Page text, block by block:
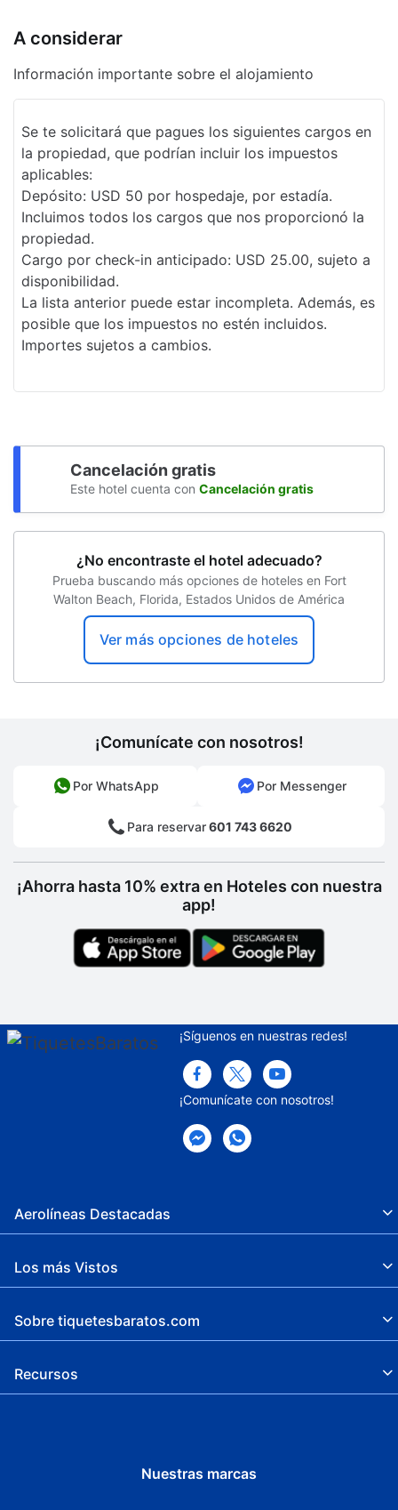
A considerar
Información importante sobre el alojamiento
Se te solicitará que pagues los siguientes cargos en
la propiedad, que podrían incluir los impuestos
aplicables:
Depósito: USD 50 por hospedaje, por estadía.
Incluimos todos los cargos que nos proporcionó la
propiedad.
Cargo por check-in anticipado: USD 25.00, sujeto a
disponibilidad.
La lista anterior puede estar incompleta. Además, es
posible que los impuestos no estén incluidos.
Importes sujetos a cambios.
Cancelación gratis
Este hotel cuenta con Cancelación gratis
¿No encontraste el hotel adecuado?
Prueba buscando más opciones de hoteles en Fort
Walton Beach, Florida, Estados Unidos de América
Ver más opciones de hoteles
¡Comunícate con nosotros!
Por WhatsApp Por Messenger
Para reservar601 743 6620
¡Ahorra hasta 10% extra en Hoteles con nuestra
app!
¡Síguenos en nuestras redes!
¡Comunícate con nosotros!
Aerolíneas Destacadas
Los más Vistos
Sobre tiquetesbaratos.com
Recursos
Nuestras marcas